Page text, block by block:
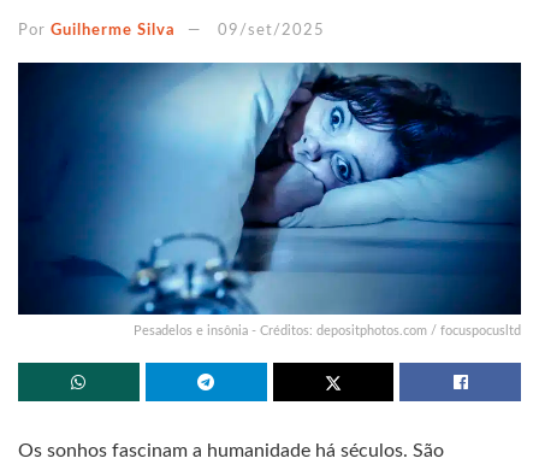
Por Guilherme Silva 09/set/2025
Pesadelos e insônia - Créditos: depositphotos.com / focuspocusltd
Os sonhos fascinam a humanidade há séculos. São